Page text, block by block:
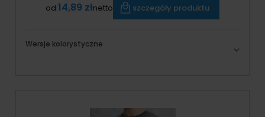
od:14,89 złnetto szczegóły produktu
Wersje kolorystyczne